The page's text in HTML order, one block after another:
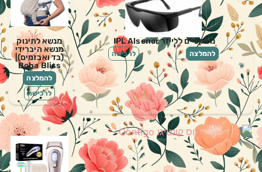
משקפיים ללייזר IPL Alsenor
להמלצה לרכישה
מנשא לתינוק
מנשא היברידי
(בד ואבזמים)|
Boba Bliss
להמלצה
לרכישה